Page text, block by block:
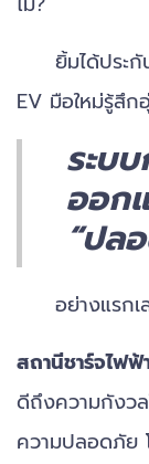
ยิ้มได้ประกัน
EV มือใหม่รู้สึก
ระบ
ออก
“ปล
อย่างแรกเล
สถานีชาร์จไฟฟ้
ดีถึงความกังวล
ความปลอดภัย